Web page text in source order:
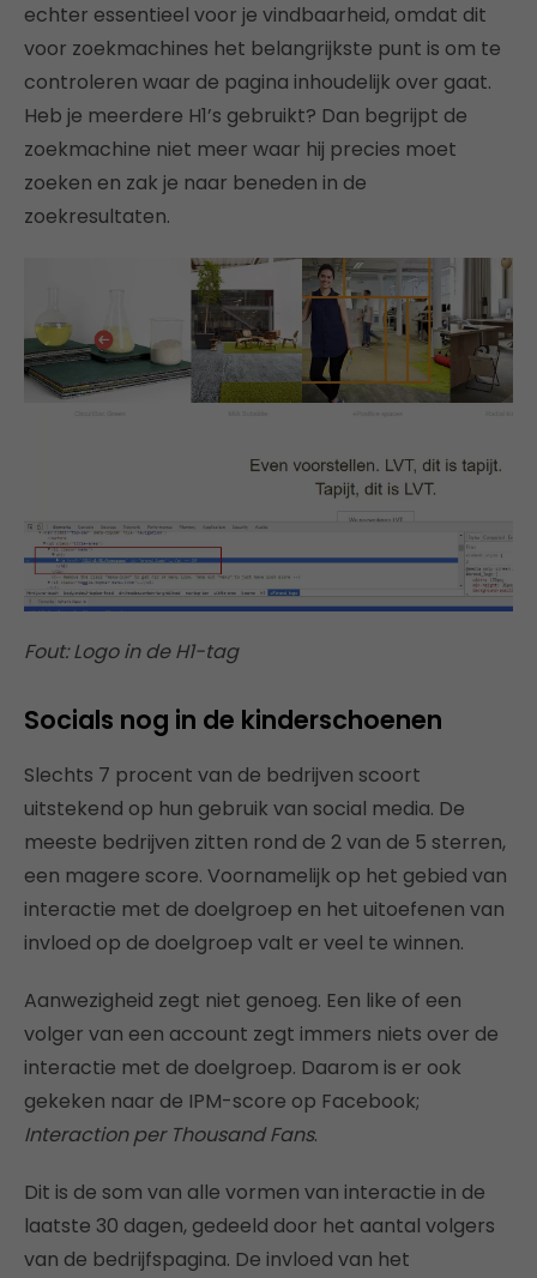
echter essentieel voor je vindbaarheid, omdat dit
voor zoekmachines het belangrijkste punt is om te
controleren waar de pagina inhoudelijk over gaat.
Heb je meerdere H1’s gebruikt? Dan begrijpt de
zoekmachine niet meer waar hij precies moet
zoeken en zak je naar beneden in de
zoekresultaten.
Fout: Logo in de H1-tag
Socials nog in de kinderschoenen
Slechts 7 procent van de bedrijven scoort
uitstekend op hun gebruik van social media. De
meeste bedrijven zitten rond de 2 van de 5 sterren,
een magere score. Voornamelijk op het gebied van
interactie met de doelgroep en het uitoefenen van
invloed op de doelgroep valt er veel te winnen.
Aanwezigheid zegt niet genoeg. Een like of een
volger van een account zegt immers niets over de
interactie met de doelgroep. Daarom is er ook
gekeken naar de IPM-score op Facebook;
Interaction per Thousand Fans.
Dit is de som van alle vormen van interactie in de
laatste 30 dagen, gedeeld door het aantal volgers
van de bedrijfspagina. De invloed van het